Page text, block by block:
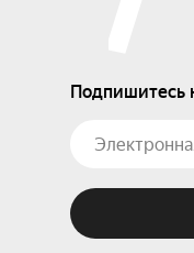
Подпишитесь